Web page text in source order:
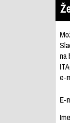
na
e-
E-